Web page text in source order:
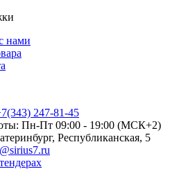
нами
247-81-45
Пн-Пт 09:00 - 19:00 (МСК+2)
Республиканская, 5